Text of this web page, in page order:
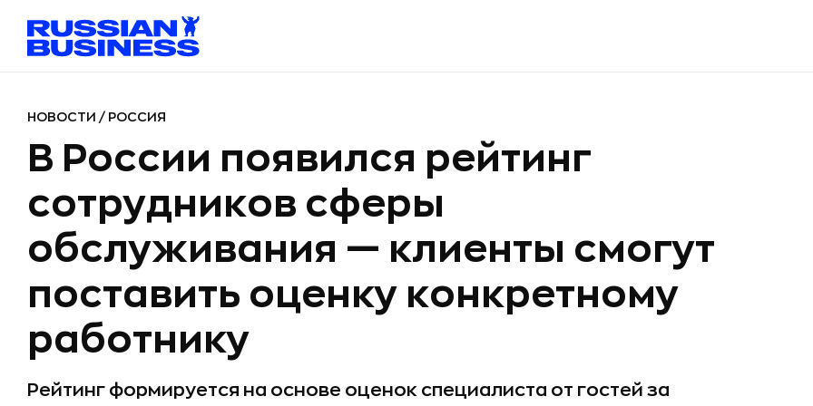
НОВОСТИ / РОССИЯ
В России появился рейтинг
сотрудников сферы
обслуживания — клиенты смогут
поставить оценку конкретному
работнику
Рейтинг формируется на основе оценок специалиста от гостей за